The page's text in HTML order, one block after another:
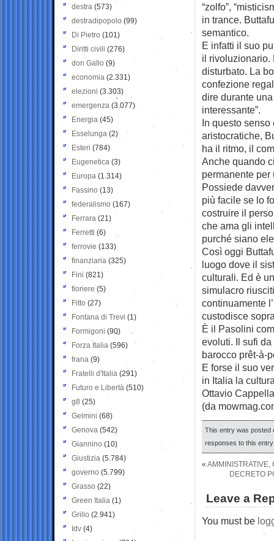
“zolfo”,
in trance.
semantico.
E infatti il suo
il rivoluzionario.
disturbato. La
confezione
dire durante
interessante”.
In questo
aristocratiche,
ha il ritmo, il
Anche quando
permanente
Possiede
più facile se lo
costruire il
che ama gli
purché siano
Così oggi
luogo dove il
culturali. Ed è
simulacro
continuamente
custodisce
È il Pasolini
evoluti. Il sufi
barocco prêt-à-
E forse il suo
in Italia la
Ottavio
(da
This entry was posted
responses to this
« AMMINISTRATIVE,
DECRETO
Leave a
You must be
destra (573)
destradipopolo (99)
Di Pietro (101)
Diritti civili (276)
don Gallo (9)
economia (2.331)
elezioni (3.303)
emergenza (3.077)
Energia (45)
Esselunga (2)
Esteri (784)
Eugenetica (3)
Europa (1.314)
Fassino (13)
federalismo (167)
Ferrara (21)
Ferretti (6)
ferrovie (133)
finanziaria (325)
Fini (821)
fioriere (5)
Fitto (27)
Fontana di Trevi (1)
Formigoni (90)
Forza Italia (596)
frana (9)
Fratelli d'Italia (291)
Futuro e Libertà (510)
g8 (25)
Gelmini (68)
Genova (542)
Giannino (10)
Giustizia (5.784)
governo (5.799)
Grasso (22)
Green Italia (1)
Grillo (2.941)
Idv (4)